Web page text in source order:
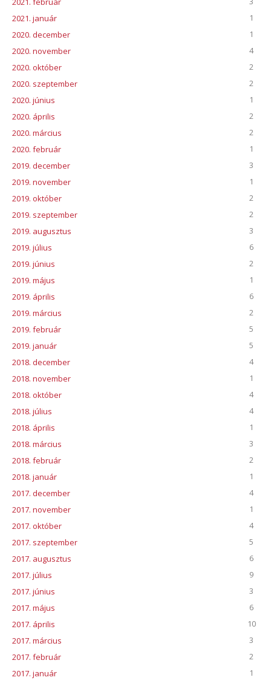
2021. január
1
2020. december
1
2020. november
4
2020. október
2
2020. szeptember
2
2020. június
1
2020. április
2
2020. március
2
2020. február
1
2019. december
3
2019. november
1
2019. október
2
2019. szeptember
2
2019. augusztus
3
2019. július
6
2019. június
2
2019. május
1
2019. április
6
2019. március
2
2019. február
5
2019. január
5
2018. december
4
2018. november
1
2018. október
4
2018. július
4
2018. április
1
2018. március
3
2018. február
2
2018. január
1
2017. december
4
2017. november
1
2017. október
4
2017. szeptember
5
2017. augusztus
6
2017. július
9
2017. június
3
2017. május
6
2017. április
10
2017. március
3
2017. február
2
2017. január
1